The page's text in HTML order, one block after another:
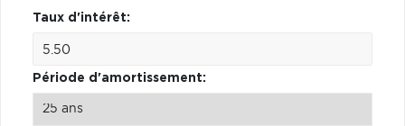
Taux d'intérêt:
Période d'amortissement: